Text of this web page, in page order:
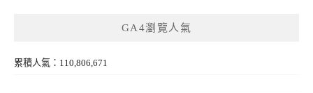
GA4瀏覽人氣
累積人氣：110,806,671